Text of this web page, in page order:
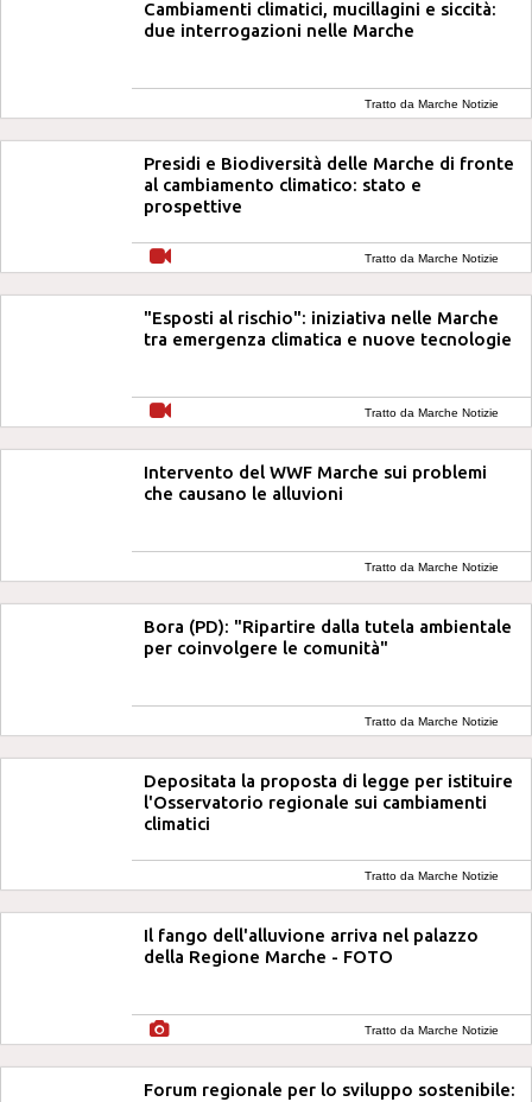
Cambiamenti climatici, mucillagini e siccità:
due interrogazioni nelle Marche
Tratto da Marche Notizie
Presidi e Biodiversità delle Marche di fronte
al cambiamento climatico: stato e
prospettive
Tratto da Marche Notizie
"Esposti al rischio": iniziativa nelle Marche
tra emergenza climatica e nuove tecnologie
Tratto da Marche Notizie
Intervento del WWF Marche sui problemi
che causano le alluvioni
Tratto da Marche Notizie
Bora (PD): "Ripartire dalla tutela ambientale
per coinvolgere le comunità"
Tratto da Marche Notizie
Depositata la proposta di legge per istituire
l'Osservatorio regionale sui cambiamenti
climatici
Tratto da Marche Notizie
Il fango dell'alluvione arriva nel palazzo
della Regione Marche - FOTO
Tratto da Marche Notizie
Forum regionale per lo sviluppo sostenibile: